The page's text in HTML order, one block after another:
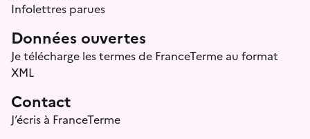
Infolettres parues
Données ouvertes
Je télécharge les termes de FranceTerme au format
XML
Contact
J’écris à FranceTerme